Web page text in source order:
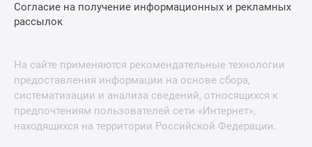
Согласие на получение информационных и рекламных
рассылок
На сайте применяются рекомендательные технологии
предоставления информации на основе сбора,
систематизации и анализа сведений, относящихся к
предпочтениям пользователей сети «Интернет»,
находящихся на территории Российской Федерации.